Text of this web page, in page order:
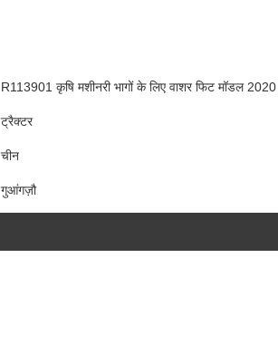
R113901 कृषि मशीनरी भागों के लिए वाशर फिट मॉडल
ट्रैक्टर
चीन
गुआंगज़ौ